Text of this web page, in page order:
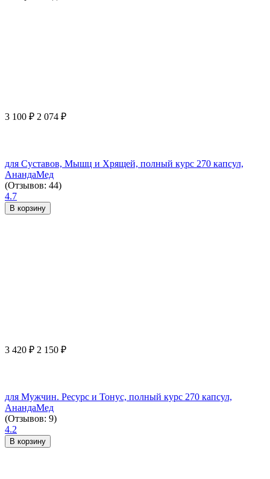
3 100 ₽ 2 074 ₽
для Суставов, Мышц и Хрящей, полный курс 270 капсул,
АнандаМед
(Отзывов: 44)
4.7
В корзину
3 420 ₽ 2 150 ₽
для Мужчин. Ресурс и Тонус, полный курс 270 капсул,
АнандаМед
(Отзывов: 9)
4.2
В корзину